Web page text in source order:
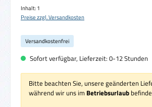
Inhalt:1
Preise zzgl. Versandkosten
Versandkostenfrei
Sofort verfügbar, Lieferzeit: 0-12 Stunden
Bitte beachten Sie, unsere geänderten
während wir uns im Betriebsurlaub